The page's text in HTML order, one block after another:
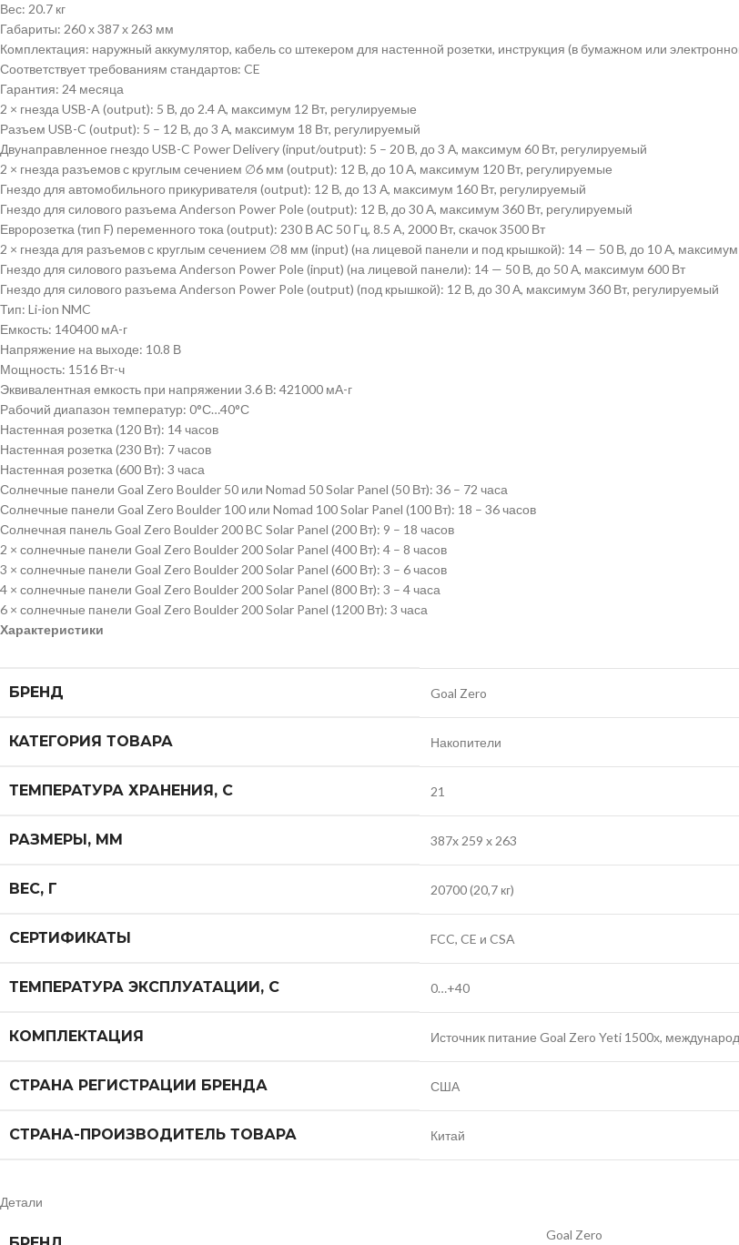
Вес: 20.7 кг
Габариты: 260 х 387 х 263 мм
Комплектация: наружный аккумулятор, кабель со штекером для настенной розетки, инструкция (в бумажном или
Соответствует требованиям стандартов: CE
Гарантия: 24 месяца
2 × гнезда USB-A (output): 5 В, до 2.4 А, максимум 12 Вт, регулируемые
Разъем USB-C (output): 5 – 12 В, до 3 А, максимум 18 Вт, регулируемый
Двунаправленное гнездо USB-C Power Delivery (input/output): 5 – 20 В, до 3 А, максимум 60 Вт, регулируемый
2 × гнезда разъемов с круглым сечением ∅6 мм (output): 12 В, до 10 А, максимум 120 Вт, регулируемые
Гнездо для автомобильного прикуривателя (output): 12 В, до 13 А, максимум 160 Вт, регулируемый
Гнездо для силового разъема Anderson Power Pole (output): 12 В, до 30 А, максимум 360 Вт, регулируемый
Евророзетка (тип F) переменного тока (output): 230 В АС 50 Гц, 8.5 A, 2000 Вт, скачок 3500 Вт
2 × гнезда для разъемов с круглым сечением ∅8 мм (input) (на лицевой панели и под крышкой): 14 — 50 В, до 10 А,
Гнездо для силового разъема Anderson Power Pole (input) (на лицевой панели): 14 — 50 В, до 50 А, максимум 600 Вт
Гнездо для силового разъема Anderson Power Pole (output) (под крышкой): 12 В, до 30 А, максимум 360 Вт, регулируемый
Тип: Li-ion NMC
Емкость: 140400 мА-г
Напряжение на выходе: 10.8 В
Мощность: 1516 Вт-ч
Эквивалентная емкость при напряжении 3.6 В: 421000 мА-г
Рабочий диапазон температур: 0°С…40°С
Настенная розетка (120 Вт): 14 часов
Настенная розетка (230 Вт): 7 часов
Настенная розетка (600 Вт): 3 часа
Солнечные панели Goal Zero Boulder 50 или Nomad 50 Solar Panel (50 Вт): 36 – 72 часа
Солнечные панели Goal Zero Boulder 100 или Nomad 100 Solar Panel (100 Вт): 18 – 36 часов
Солнечная панель Goal Zero Boulder 200 BC Solar Panel (200 Вт): 9 – 18 часов
2 × солнечные панели Goal Zero Boulder 200 Solar Panel (400 Вт): 4 – 8 часов
3 × солнечные панели Goal Zero Boulder 200 Solar Panel (600 Вт): 3 – 6 часов
4 × солнечные панели Goal Zero Boulder 200 Solar Panel (800 Вт): 3 – 4 часа
6 × солнечные панели Goal Zero Boulder 200 Solar Panel (1200 Вт): 3 часа
Характеристики
БРЕНД Goal Zero
КАТЕГОРИЯ ТОВАРА Накопители
ТЕМПЕРАТУРА ХРАНЕНИЯ, С 21
РАЗМЕРЫ, ММ 387x 259 x 263
ВЕС, Г 20700 (20,7 кг)
СЕРТИФИКАТЫ FCC, CE и CSA
ТЕМПЕРАТУРА ЭКСПЛУАТАЦИИ, С 0…+40
КОМПЛЕКТАЦИЯ Источник питание Goal Zero Yeti 1500х,
СТРАНА РЕГИСТРАЦИИ БРЕНДА США
СТРАНА-ПРОИЗВОДИТЕЛЬ ТОВАРА Китай
Детали
Goal Zero